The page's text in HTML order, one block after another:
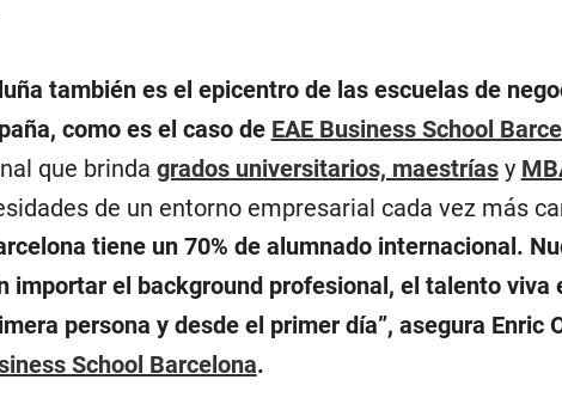
también es el epicentro de las escuelas de
como es el caso de EAE Business School
que brinda grados universitarios, maestríasy
de un entorno empresarial cada vez más
tiene un 70% de alumnado internacional.
importar el background profesional, el talento viva
persona y desde el primer día”, asegura Enric
School Barcelona.